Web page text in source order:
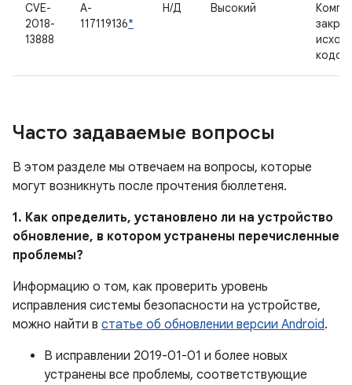
CVE-
2018-
13888
A-
117119136*
Н/Д Высокий
кодом
Часто задаваемые вопросы
В этом разделе мы отвечаем на вопросы, которые
могут возникнуть после прочтения бюллетеня.
1. Как определить, установлено ли на устройство
обновление, в котором устранены перечисленные
проблемы?
Информацию о том, как проверить уровень
исправления системы безопасности на устройстве,
можно найти в статье об обновлении версии Android.
В исправлении 2019-01-01 и более новых
устранены все проблемы, соответствующие